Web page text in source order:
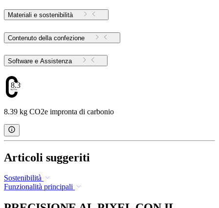
Materiali e sostenibilità
Contenuto della confezione
Software e Assistenza
8.39
8.39 kg CO2e impronta di carbonio
Articoli suggeriti
Sostenibilità
Funzionalità principali